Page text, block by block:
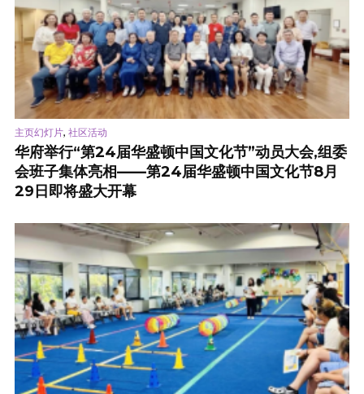
主页幻灯片, 社区活动
华府举行“第24届华盛顿中国文化节”动员大会,组委
会班子集体亮相——第24届华盛顿中国文化节8月
29日即将盛大开幕